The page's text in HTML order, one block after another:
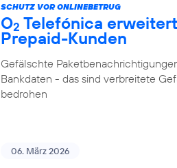
SCHUTZ VOR ONLINEBETRUG
O2 Telefónica
Prepaid-Kunden
Gefälschte
Bankdaten - das sind verbreitete
bedrohen
06. März 2026